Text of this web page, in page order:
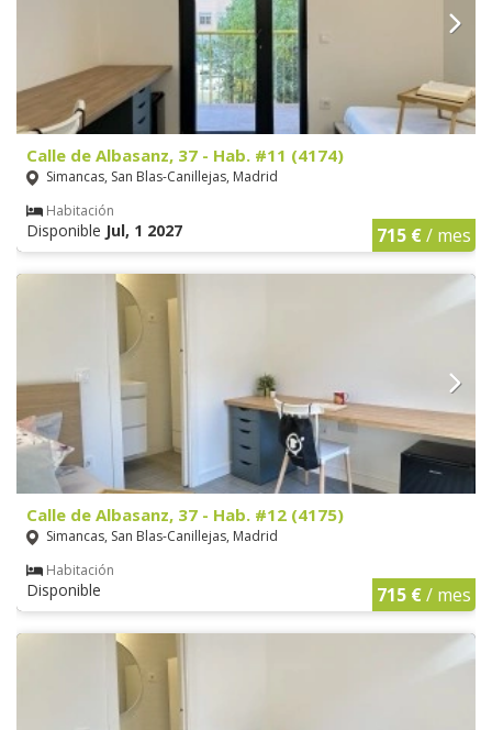
Calle de Albasanz, 37 - Hab. #11 (4174)
Simancas, San Blas-Canillejas, Madrid
Habitación
Disponible Jul, 1 2027 715 €/ mes
Calle de Albasanz, 37 - Hab. #12 (4175)
Simancas, San Blas-Canillejas, Madrid
Habitación
Disponible 715 €/ mes